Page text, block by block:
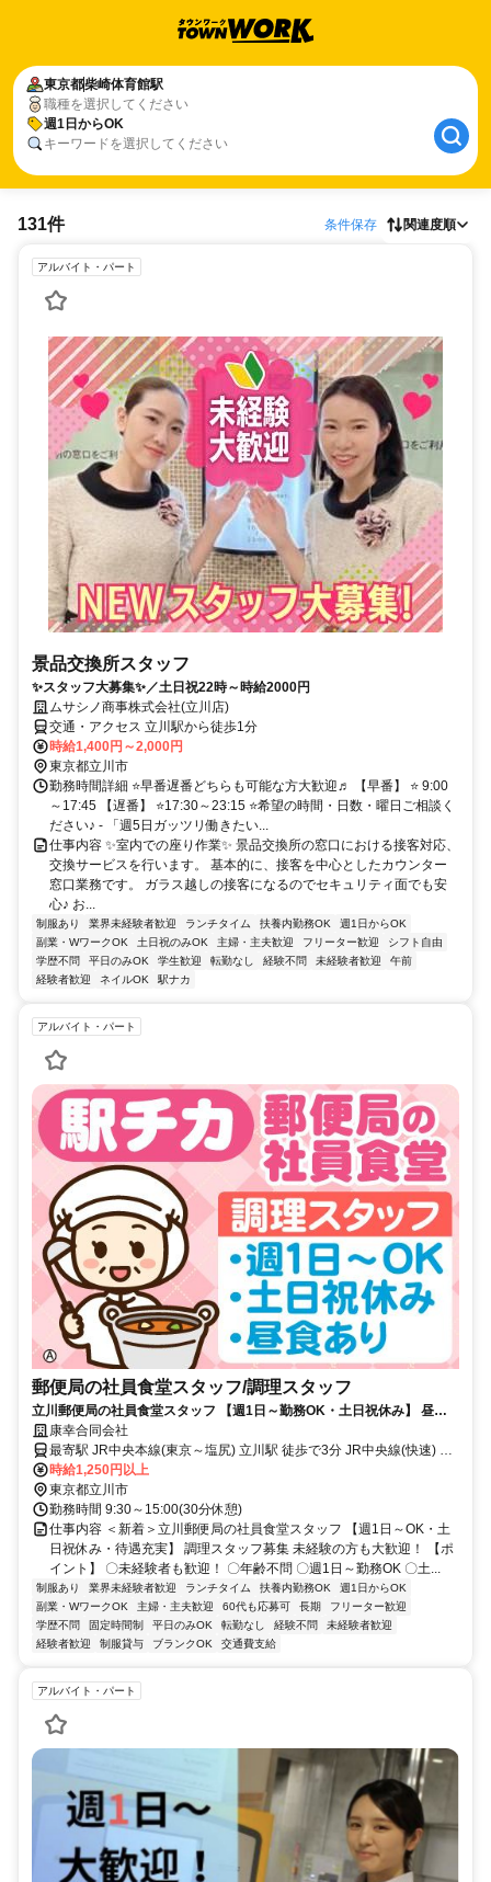
東京都柴崎体育館駅
職種を選択してください
週1日からOK
キーワードを選択してください
131件 条件保存 関連度順
アルバイト・パート
景品交換所スタッフ
✨スタッフ大募集✨／土日祝22時～時給2000円
ムサシノ商事株式会社(立川店)
交通・アクセス 立川駅から徒歩1分
時給1,400円～2,000円
東京都立川市
勤務時間詳細 ⭐早番遅番どちらも可能な方大歓迎♬ 【早番】 ⭐ 9:00
～17:45 【遅番】 ⭐17:30～23:15 ⭐希望の時間・日数・曜日ご相談く
ださい♪ - 「週5日ガッツリ働きたい...
仕事内容 ✨室内での座り作業✨ 景品交換所の窓口における接客対応、
交換サービスを行います。 基本的に、接客を中心としたカウンター
窓口業務です。 ガラス越しの接客になるのでセキュリティ面でも安
心♪ お...
制服あり 業界未経験者歓迎 ランチタイム 扶養内勤務OK
週1日からOK
副業・WワークOK
土日祝のみOK 主婦・主夫歓迎 フリーター歓迎
シフト自由
学歴不問
平日のみOK 学生歓迎 転勤なし 経験不問 未経験者歓迎
午前
経験者歓迎
ネイルOK 駅ナカ
アルバイト・パート
郵便局の社員食堂スタッフ/調理スタッフ
立川郵便局の社員食堂スタッフ 【週1日～勤務OK・土日祝休み】 昼食
あり／髪型自由／駅チカ徒歩3分
康幸合同会社
最寄駅 JR中央本線(東京～塩尻) 立川駅 徒歩で3分 JR中央線(快速) 立
川駅 徒歩で3分 JR南武線 立川駅 徒歩で3分
時給1,250円以上
東京都立川市
勤務時間 9:30～15:00(30分休憩)
仕事内容 ＜新着＞立川郵便局の社員食堂スタッフ 【週1日～OK・土
日祝休み・待遇充実】 調理スタッフ募集 未経験の方も大歓迎！ 【ポ
イント】 〇未経験者も歓迎！ 〇年齢不問 〇週1日～勤務OK 〇土...
制服あり 業界未経験者歓迎 ランチタイム 扶養内勤務OK
週1日からOK
副業・WワークOK
主婦・主夫歓迎 60代も応募可 長期
フリーター歓迎
学歴不問
固定時間制 平日のみOK 転勤なし 経験不問
未経験者歓迎
経験者歓迎
制服貸与 ブランクOK 交通費支給
アルバイト・パート